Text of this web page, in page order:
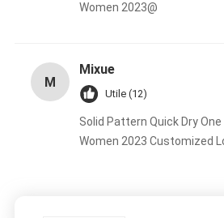
Women 2023@
M
Mixue
Utile (12)
Solid Pattern Quick Dry
Women 2023 Customized